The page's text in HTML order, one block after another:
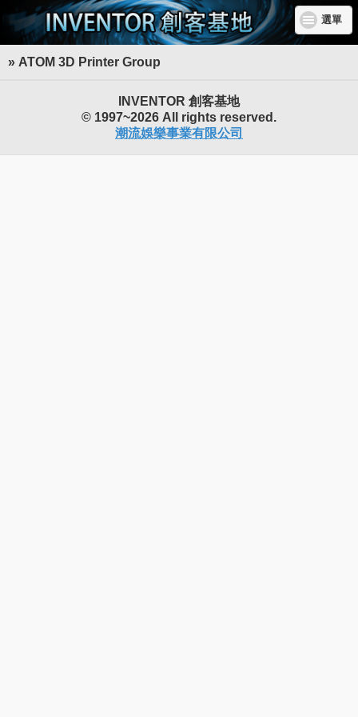
選單
» ATOM 3D Printer Group
INVENTOR 創客基地
© 1997~2026 All rights reserved.
潮流娛樂事業有限公司